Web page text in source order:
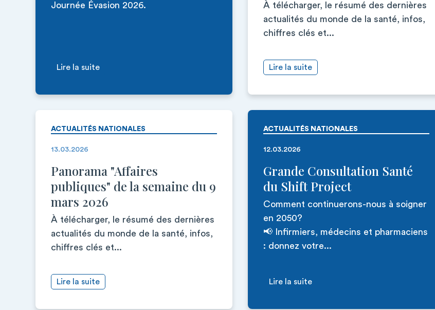
Journée Évasion 2026.
Lire la suite
À télécharger, le résumé des dernières
actualités du monde de la santé, infos,
chiffres clés et...
Lire la suite
ACTUALITÉS NATIONALES
13.03.2026
Panorama "Affaires
publiques" de la semaine du 9
mars 2026
À télécharger, le résumé des dernières
actualités du monde de la santé, infos,
chiffres clés et...
Lire la suite
ACTUALITÉS NATIONALES
12.03.2026
Grande Consultation Santé
du Shift Project
Comment continuerons-nous à soigner
en 2050?
📢 Infirmiers, médecins et pharmaciens
: donnez votre...
Lire la suite